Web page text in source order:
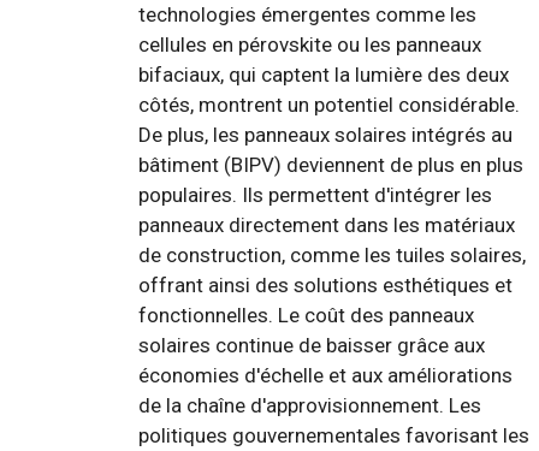
technologies émergentes comme les
cellules en pérovskite ou les panneaux
bifaciaux, qui captent la lumière des deux
côtés, montrent un potentiel considérable.
De plus, les panneaux solaires intégrés au
bâtiment (BIPV) deviennent de plus en plus
populaires. Ils permettent d'intégrer les
panneaux directement dans les matériaux
de construction, comme les tuiles solaires,
offrant ainsi des solutions esthétiques et
fonctionnelles. Le coût des panneaux
solaires continue de baisser grâce aux
économies d'échelle et aux améliorations
de la chaîne d'approvisionnement. Les
politiques gouvernementales favorisant les